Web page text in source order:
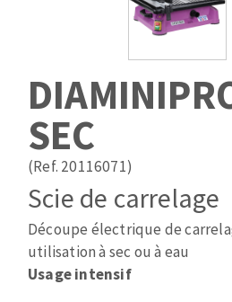
Pose des joints
Fraises carbure
Fers et plaquettes
Lames de scie à ruban
ABRASIFS
Disques auto-agrippant
Patins
Bandes abrasives
Disques fibre et papier
Cales à poncer et patins
Plateaux supports
Eponges abrasive
DISQUES
Disques abrasifs agglomérés
Meules d'ébarbage
SEC
(Ref. 20116071)
Scie de carrelage
Découpe électrique de
utilisation à sec ou à eau
Usage intensif